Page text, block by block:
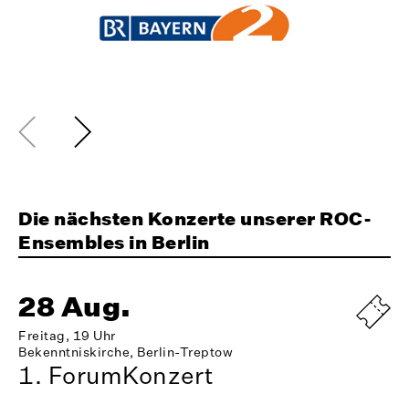
Die nächsten Konzerte unserer ROC-
Ensembles in Berlin
28 Aug.
Freitag, 19 Uhr
Bekenntniskirche, Berlin-Treptow
1. ForumKonzert